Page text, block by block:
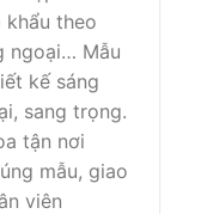
khẩu theo
ngoại… Mẫu
kế sáng
sang trọng.
tận nơi
mẫu, giao
viên